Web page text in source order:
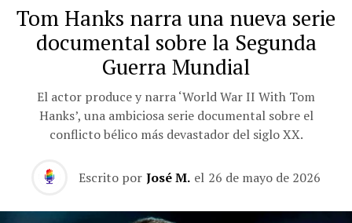
Tom Hanks narra una nueva serie
documental sobre la Segunda
Guerra Mundial
El actor produce y narra ‘World War II With Tom
Hanks’, una ambiciosa serie documental sobre el
conflicto bélico más devastador del siglo XX.
Escrito por José M. el 26 de mayo de 2026